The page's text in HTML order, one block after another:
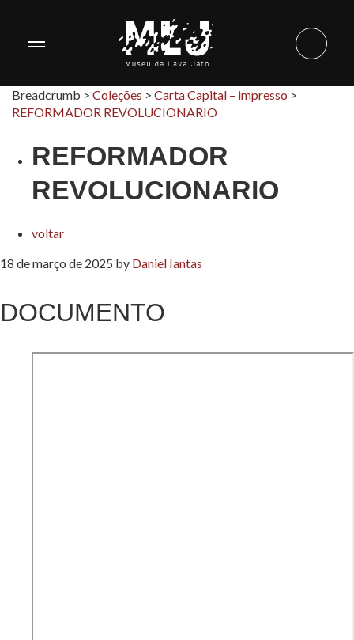
Breadcrumb > Coleções > Carta Capital – impresso >
REFORMADOR REVOLUCIONARIO
REFORMADOR
REVOLUCIONARIO
voltar
18 de março de 2025 by Daniel Iantas
DOCUMENTO